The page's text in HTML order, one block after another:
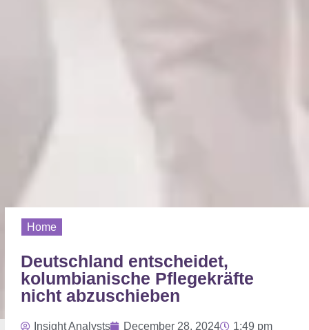
Home
Deutschland entscheidet,
kolumbianische Pflegekräfte
nicht abzuschieben
Insight Analysts December 28, 2024 1:49 pm